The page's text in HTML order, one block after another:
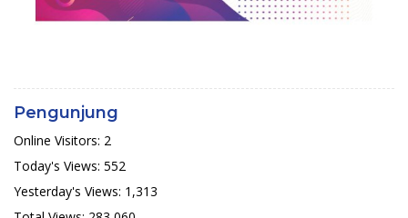
Pengunjung
Online Visitors: 2
Today's Views: 552
Yesterday's Views: 1,313